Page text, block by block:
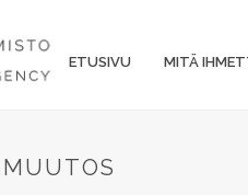
ETUSIVU MITÄ